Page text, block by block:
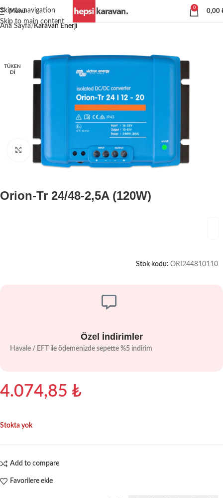
Skip to navigation
Skip to main content
Menü
0
0,00
Ana Sayfa Karavan Enerji
TÜKEN
DI
Büyütmek için tıklayın
Orion-Tr 24/48-2,5A (120W)
Stok kodu: ORI244810110
Özel İndirimler
Havale / EFT ile ödemenizde sepette %5 indirim
4.074,85 ₺
Stokta yok
Add to compare
Favorilere ekle